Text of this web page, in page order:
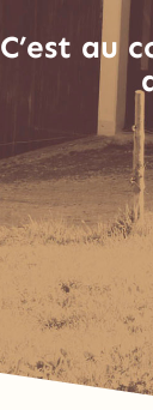
C’est au